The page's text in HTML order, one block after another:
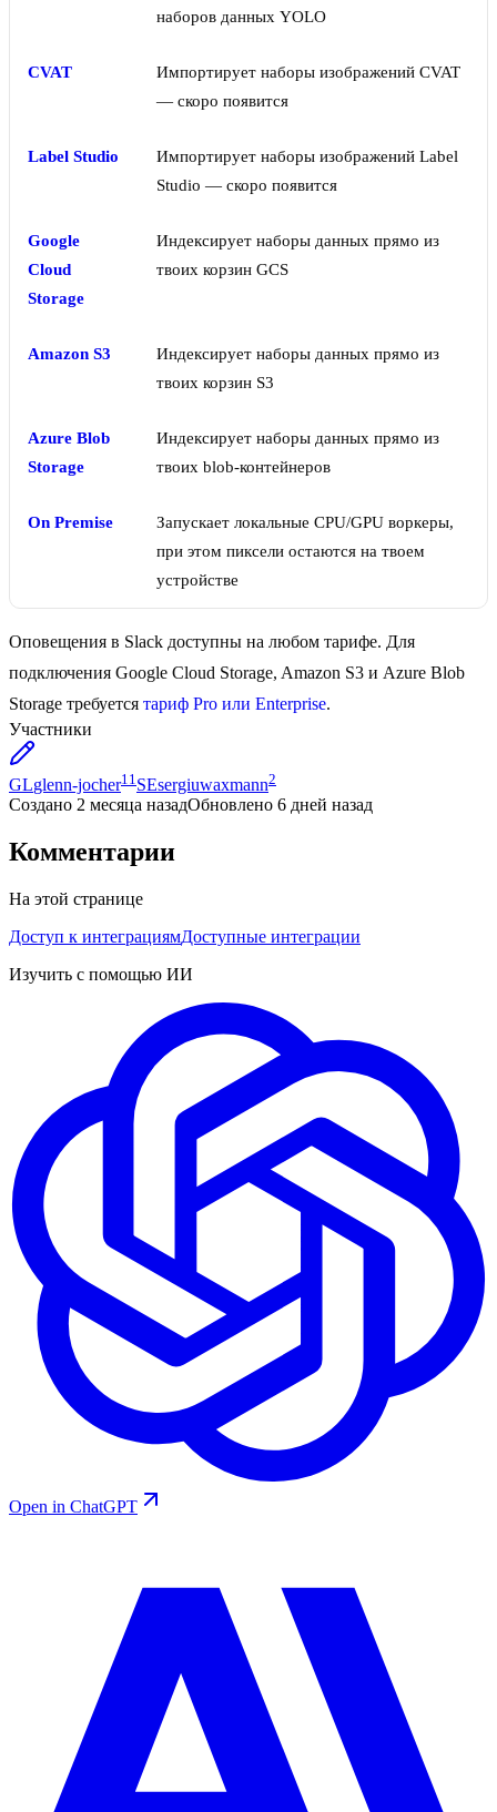
наборов данных YOLO
CVAT
Импортирует наборы изображений CVAT
— скоро появится
Label Studio
Импортирует наборы изображений Label
Studio — скоро появится
Google
Cloud
Storage
Индексирует наборы данных прямо из
твоих корзин GCS
Amazon S3
Индексирует наборы данных прямо из
твоих корзин S3
Azure Blob
Storage
Индексирует наборы данных прямо из
твоих blob-контейнеров
On Premise
Запускает локальные CPU/GPU воркеры,
при этом пиксели остаются на твоем
устройстве
Оповещения в Slack доступны на любом тарифе. Для
подключения Google Cloud Storage, Amazon S3 и Azure Blob
Storage требуется тариф Pro или Enterprise.
Участники
GLglenn-jocher11SEsergiuwaxmann2
Создано 2 месяца назадОбновлено 6 дней назад
Комментарии
На этой странице
Доступ к интеграциямДоступные интеграции
Изучить с помощью ИИ
Open in ChatGPT